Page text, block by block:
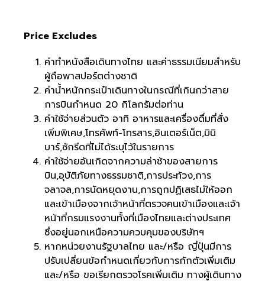
Price Excludes
ค่าทำหนังสือเดินทางไทย และค่าธรรมเนียมสำหรับ
ผู้ถือพาสปอร์ตต่างชาติ
ค่าน้ำหนักกระเป๋าเดินทางในกรณีที่เกินกว่าสาย
การบินกำหนด 20 กิโลกรัมต่อท่าน
ค่าใช้จ่ายส่วนตัว อาทิ อาหารและเครื่องดื่มที่สั่ง
เพิ่มพิเศษ,โทรศัพท์-โทรสาร,อินเตอร์เน็ต,มินิ
บาร์,ซักรีดที่ไม่ได้ระบุไว้ในรายการ
ค่าใช้จ่ายอันเกิดจากความล่าช้าของสายการ
บิน,อุบัติภัยทางธรรมชาติ,การประท้วง,การ
จลาจล,การนัดหยุดงาน,การถูกปฏิเสธไม่ให้ออก
และเข้าเมืองจากเจ้าหน้าที่ตรวจคนเข้าเมืองและเจ้า
หน้าที่กรมแรงงานทั้งที่เมืองไทยและต่างประเทศ
ซึ่งอยู่นอกเหนือความควบคุมของบริษัทฯ
หากหน่วยงานรัฐบาลไทย และ/หรือ ญี่ปุ่นมีการ
ปรับเปลี่ยนข้อกำหนดเกี่ยวกับการกักตัวเพิ่มเติม
และ/หรือ ขอเรียกตรวจโรคเพิ่มเติม ทางผู้เดินทาง